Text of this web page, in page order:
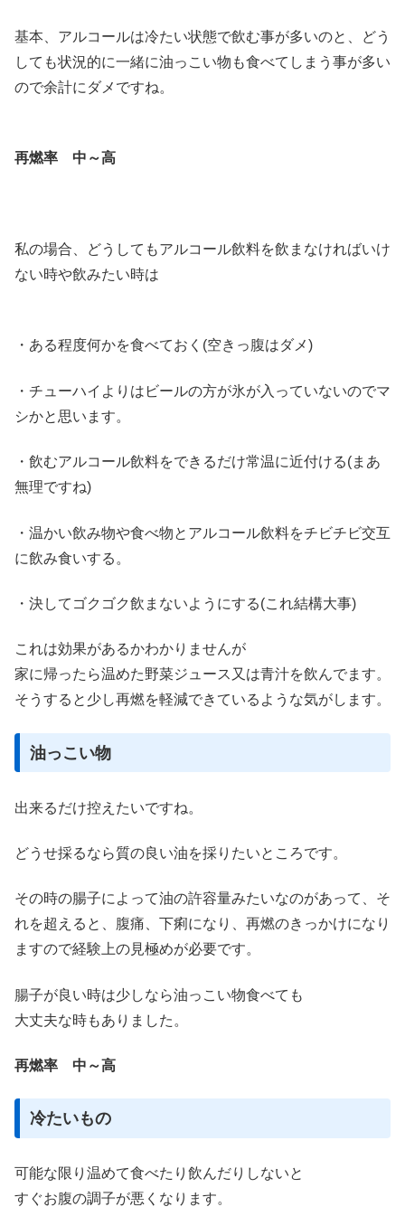
基本、アルコールは冷たい状態で飲む事が多いのと、どう
しても状況的に一緒に油っこい物も食べてしまう事が多い
ので余計にダメですね。
再燃率 中～高
私の場合、どうしてもアルコール飲料を飲まなければいけ
ない時や飲みたい時は
・ある程度何かを食べておく(空きっ腹はダメ)
・チューハイよりはビールの方が氷が入っていないのでマ
シかと思います。
・飲むアルコール飲料をできるだけ常温に近付ける(まあ
無理ですね)
・温かい飲み物や食べ物とアルコール飲料をチビチビ交互
に飲み食いする。
・決してゴクゴク飲まないようにする(これ結構大事)
これは効果があるかわかりませんが
家に帰ったら温めた野菜ジュース又は青汁を飲んでます。
そうすると少し再燃を軽減できているような気がします。
油っこい物
出来るだけ控えたいですね。
どうせ採るなら質の良い油を採りたいところです。
その時の腸子によって油の許容量みたいなのがあって、そ
れを超えると、腹痛、下痢になり、再燃のきっかけになり
ますので経験上の見極めが必要です。
腸子が良い時は少しなら油っこい物食べても
大丈夫な時もありました。
再燃率 中～高
冷たいもの
可能な限り温めて食べたり飲んだりしないと
すぐお腹の調子が悪くなります。